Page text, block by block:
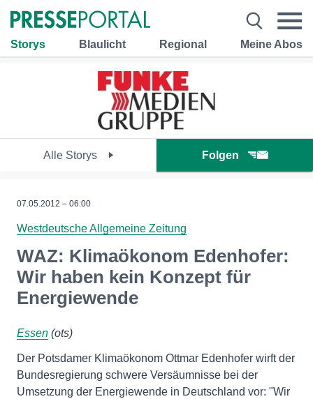
Storys Blaulicht Regional Meine Abos
Alle Storys Folgen
07.05.2012 – 06:00
Westdeutsche Allgemeine Zeitung
WAZ: Klimaökonom Edenhofer:
Wir haben kein Konzept für
Energiewende
Essen (ots)
Der Potsdamer Klimaökonom Ottmar Edenhofer wirft der
Bundesregierung schwere Versäumnisse bei der
Umsetzung der Energiewende in Deutschland vor: "Wir